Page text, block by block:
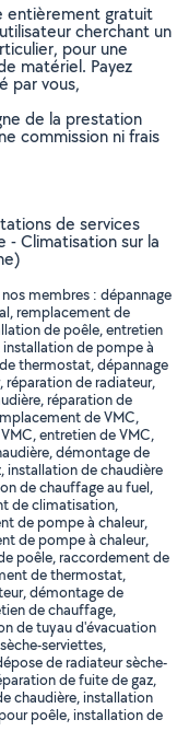
entièrement gratuit
cherchant un
pour une
matériel. Payez
par vous,
de la prestation
commission ni frais
de services
- Climatisation sur la
membres : dépannage
remplacement de
de poêle, entretien
installation de pompe à
thermostat, dépannage
de radiateur,
réparation de
de VMC,
entretien de VMC,
démontage de
installation de chaudière
de chauffage au fuel,
de climatisation,
de pompe à chaleur,
de pompe à chaleur,
poêle, raccordement de
de thermostat,
démontage de
de chauffage,
de tuyau d'évacuation
serviettes,
de radiateur sèche-
de fuite de gaz,
chaudière, installation
poêle, installation de